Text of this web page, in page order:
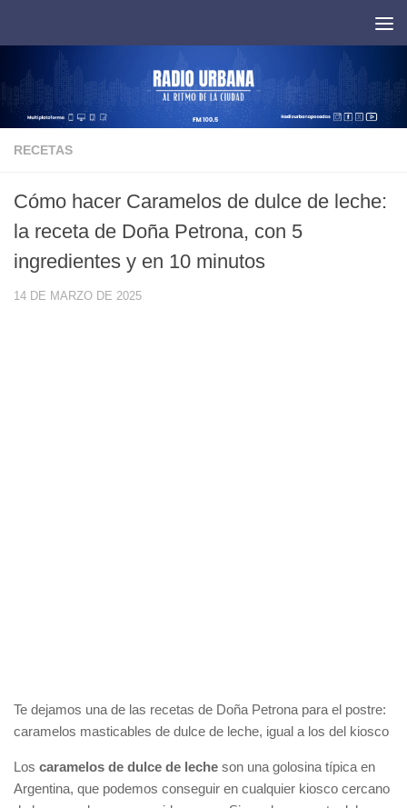
RECETAS
Cómo hacer Caramelos de dulce de leche:
la receta de Doña Petrona, con 5
ingredientes y en 10 minutos
14 DE MARZO DE 2025
Te dejamos una de las recetas de Doña Petrona para el postre:
caramelos masticables de dulce de leche, igual a los del kiosco
Los caramelos de dulce de leche son una golosina típica en
Argentina, que podemos conseguir en cualquier kiosco cercano